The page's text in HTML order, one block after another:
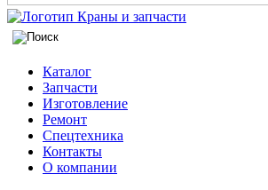
Каталог
Запчасти
Изготовление
Ремонт
Спецтехника
Контакты
О компании